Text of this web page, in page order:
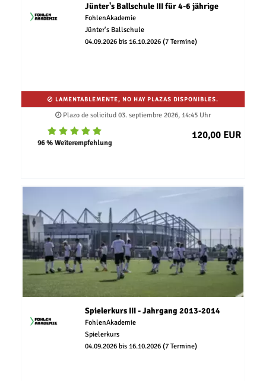
Jünter's Ballschule III für 4-6 jährige
FohlenAkademie
Jünter's Ballschule
04.09.2026 bis 16.10.2026 (7 Termine)
LAMENTABLEMENTE, NO HAY PLAZAS DISPONIBLES.
Plazo de solicitud 03. septiembre 2026, 14:45 Uhr
96 % Weiterempfehlung
120,00 EUR
Spielerkurs III - Jahrgang 2013-2014
FohlenAkademie
Spielerkurs
04.09.2026 bis 16.10.2026 (7 Termine)